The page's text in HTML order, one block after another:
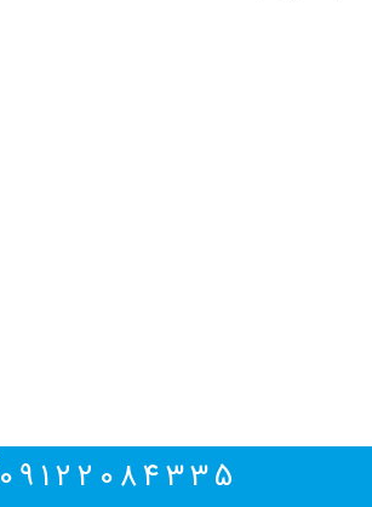
امنیت گاوصندوق پس از جوشکاری بدنه و تعمیرات
09122084335